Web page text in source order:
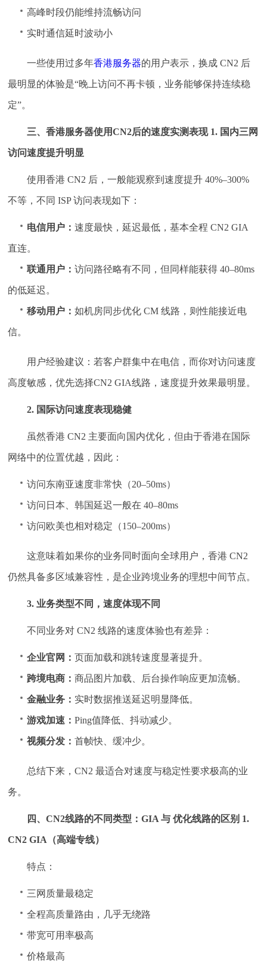
高峰时段仍能维持流畅访问
实时通信延时波动小
一些使用过多年香港服务器的用户表示，换成 CN2 后
最明显的体验是“晚上访问不再卡顿，业务能够保持连续稳
定”。
三、香港服务器使用CN2后的速度实测表现 1. 国内三网
访问速度提升明显
使用香港 CN2 后，一般能观察到速度提升 40%–300%
不等，不同 ISP 访问表现如下：
电信用户：速度最快，延迟最低，基本全程 CN2 GIA
直连。
联通用户：访问路径略有不同，但同样能获得 40–80ms
的低延迟。
移动用户：如机房同步优化 CM 线路，则性能接近电
信。
用户经验建议：若客户群集中在电信，而你对访问速度
高度敏感，优先选择CN2 GIA线路，速度提升效果最明显。
2. 国际访问速度表现稳健
虽然香港 CN2 主要面向国内优化，但由于香港在国际
网络中的位置优越，因此：
访问东南亚速度非常快（20–50ms）
访问日本、韩国延迟一般在 40–80ms
访问欧美也相对稳定（150–200ms）
这意味着如果你的业务同时面向全球用户，香港 CN2
仍然具备多区域兼容性，是企业跨境业务的理想中间节点。
3. 业务类型不同，速度体现不同
不同业务对 CN2 线路的速度体验也有差异：
企业官网：页面加载和跳转速度显著提升。
跨境电商：商品图片加载、后台操作响应更加流畅。
金融业务： 实时数据推送延迟明显降低。
游戏加速：Ping值降低、抖动减少。
视频分发：首帧快、缓冲少。
总结下来，CN2 最适合对速度与稳定性要求极高的业
务。
四、CN2线路的不同类型：GIA 与 优化线路的区别 1.
CN2 GIA（高端专线）
特点：
三网质量最稳定
全程高质量路由，几乎无绕路
带宽可用率极高
价格最高